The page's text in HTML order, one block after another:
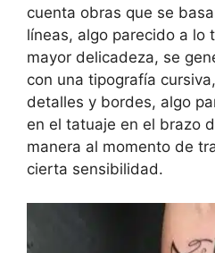
cuenta obras que se
líneas, algo parecido a lo
mayor delicadeza, se
con una tipografía
detalles y bordes, algo
en el tatuaje en el brazo
manera al momento de
cierta sensibilidad.